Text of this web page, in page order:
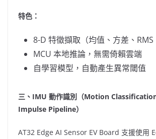
特色：
8-D 特徵擷取（均值、方差、RMS
MCU 本地推論，無需倚賴雲端
自學習模型，自動產生異常閾值
三、 IMU 動作識別（Motion
Impulse Pipeline）
AT32 Edge AI Sensor EV Board 支援使用